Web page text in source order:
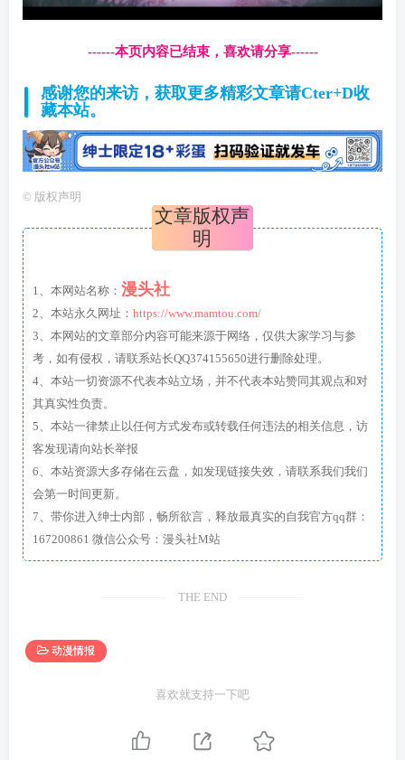
------本页内容已结束，喜欢请分享------
感谢您的来访，获取更多精彩文章请Cter+D收
藏本站。
© 版权声明
文章版权声
明
1、本网站名称： 漫头社
2、本站永久网址： https://www.mamtou.com/
3、本网站的文章部分内容可能来源于网络，仅供大家学习与参
考，如有侵权，请联系站长QQ374155650进行删除处理。
4、本站一切资源不代表本站立场，并不代表本站赞同其观点和对
其真实性负责。
5、本站一律禁止以任何方式发布或转载任何违法的相关信息，访
客发现请向站长举报
6、本站资源大多存储在云盘，如发现链接失效，请联系我们我们
会第一时间更新。
7、带你进入绅士内部，畅所欲言，释放最真实的自我官方qq群：
167200861 微信公众号：漫头社M站
THE END
动漫情报
喜欢就支持一下吧